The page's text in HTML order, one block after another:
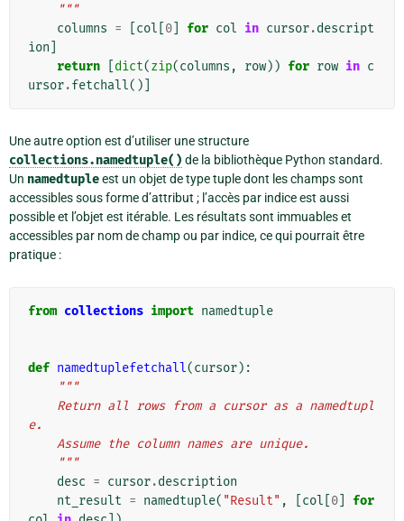
    """
columns = col 0 for col in cursor.descript
ion
return
dict(zip(columns , row)) for row in c
ursor.fetchall()]
Une autre option est d’utiliser une structure
collections.namedtuple() de la bibliothèque Python standard.
Un namedtupleest un objet de type tuple dont les champs sont
accessibles sous forme d’attribut ; l’accès par indice est aussi
possible et l’objet est itérable. Les résultats sont immuables et
accessibles par nom de champ ou par indice, ce qui pourrait être
pratique :
from collections import namedtuple
def namedtuplefetchall(cursor):
"""
e.
    Assume the column names are unique.
    """
desc = cursor.description
nt_result = namedtuple( "Result" , col 0
for